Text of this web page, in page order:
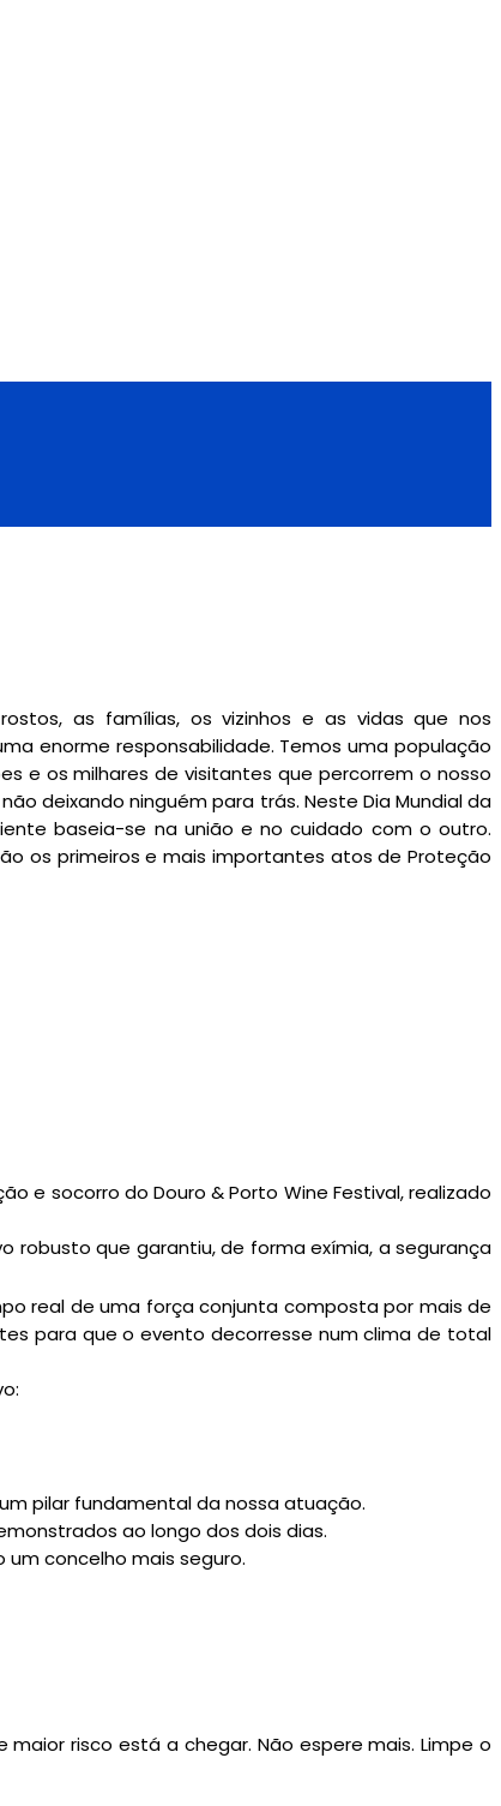
as famílias, os vizinhos e as vidas que nos
enorme responsabilidade. Temos uma população
e os milhares de visitantes que percorrem o nosso
deixando ninguém para trás. Neste Dia Mundial da
baseia-se na união e no cuidado com o outro.
os primeiros e mais importantes atos de Proteção
e socorro do Douro & Porto Wine Festival, realizado
robusto que garantiu, de forma exímia, a segurança
real de uma força conjunta composta por mais de
para que o evento decorresse num clima de total
pilar fundamental da nossa atuação.
ao longo dos dois dias.
concelho mais seguro.
risco está a chegar. Não espere mais. Limpe o